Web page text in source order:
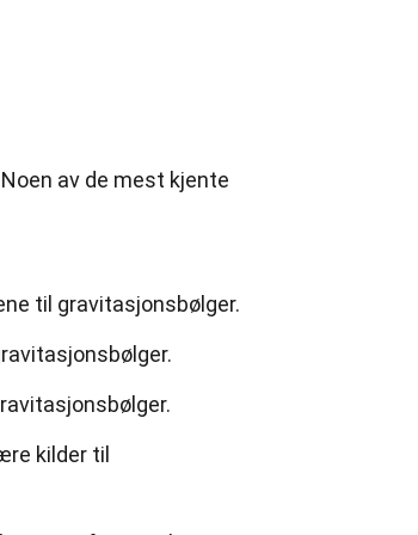
av de mest kjente
til gravitasjonsbølger.
kilder til